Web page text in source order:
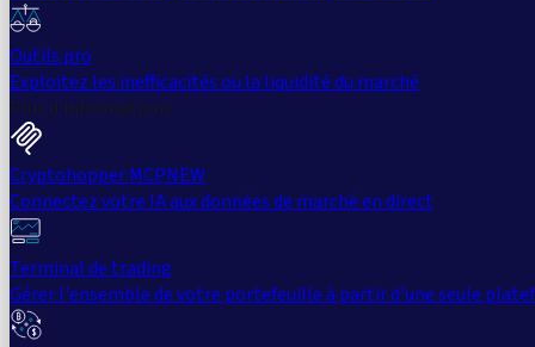
Outils pro
Exploitez les inefficacités ou la liquidité du marché
Plus d'informations
Cryptohopper MCPNEW
Connectez votre IA aux données de marché en direct
Terminal de trading
Gérer l'ensemble de votre portefeuille à partir d'une seule